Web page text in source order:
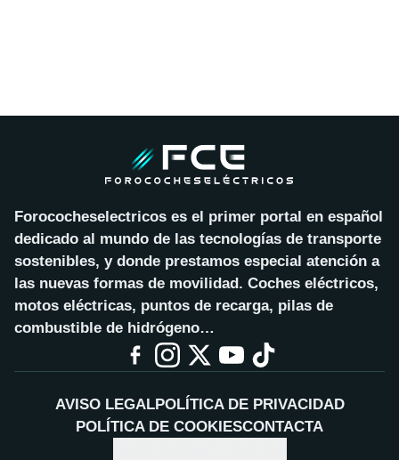
Forococheselectricos es el primer portal en español
dedicado al mundo de las tecnologías de transporte
sostenibles, y donde prestamos especial atención a
las nuevas formas de movilidad. Coches eléctricos,
motos eléctricas, puntos de recarga, pilas de
combustible de hidrógeno…
AVISO LEGALPOLÍTICA DE PRIVACIDAD
POLÍTICA DE COOKIESCONTACTA